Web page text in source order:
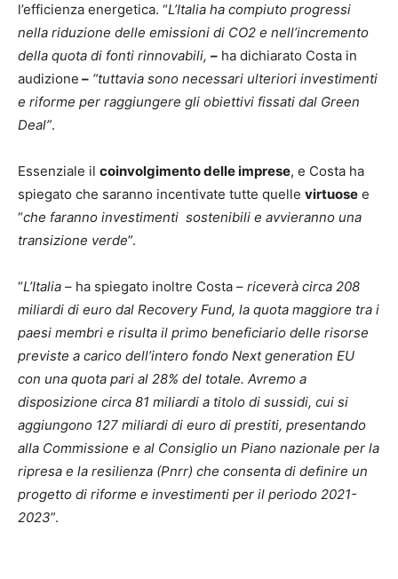
l’efficienza energetica. “L’Italia ha compiuto progressi
nella riduzione delle emissioni di CO2 e nell’incremento
della quota di fonti rinnovabili, – ha dichiarato Costa in
audizione – “tuttavia sono necessari ulteriori investimenti
e riforme per raggiungere gli obiettivi fissati dal Green
Deal”.
Essenziale il coinvolgimento delle imprese, e Costa ha
spiegato che saranno incentivate tutte quelle virtuose e
“che faranno investimenti sostenibili e avvieranno una
transizione verde”.
“L’Italia – ha spiegato inoltre Costa – riceverà circa 208
miliardi di euro dal Recovery Fund, la quota maggiore tra i
paesi membri e risulta il primo beneficiario delle risorse
previste a carico dell’intero fondo Next generation EU
con una quota pari al 28% del totale. Avremo a
disposizione circa 81 miliardi a titolo di sussidi, cui si
aggiungono 127 miliardi di euro di prestiti, presentando
alla Commissione e al Consiglio un Piano nazionale per la
ripresa e la resilienza (Pnrr) che consenta di definire un
progetto di riforme e investimenti per il periodo 2021-
2023”.